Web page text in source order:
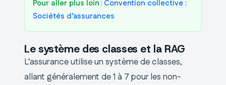
Pour aller plus loin : Convention collective :
Sociétés d’assurances
Le système des classes et la RAG
L’assurance utilise un système de classes,
allant généralement de 1 à 7 pour les non-